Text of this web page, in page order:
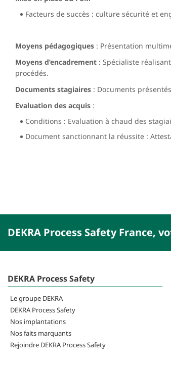
Facteurs de succès : culture sécurité et
Moyens pédagogiques : Présentation
Moyens d’encadrement : Spécialiste
procédés.
Documents stagiaires : Documents
Evaluation des acquis :
Conditions : Evaluation à chaud des
Document sanctionnant la réussite :
DEKRA Process Safety France,
DEKRA Process Safety
Le groupe DEKRA
DEKRA Process Safety
Nos implantations
Nos faits marquants
Rejoindre DEKRA Process Safety